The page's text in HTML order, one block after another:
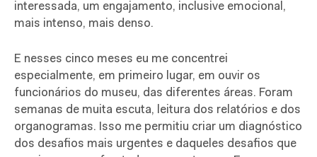
interessada, um engajamento, inclusive emocional,
mais intenso, mais denso.
E nesses cinco meses eu me concentrei
especialmente, em primeiro lugar, em ouvir os
funcionários do museu, das diferentes áreas. Foram
semanas de muita escuta, leitura dos relatórios e dos
organogramas. Isso me permitiu criar um diagnóstico
dos desafios mais urgentes e daqueles desafios que